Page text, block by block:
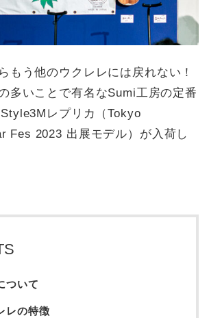
もう他のウクレレには戻れない！
多いことで有名なSumi工房の定番
レプリカ（Tokyo
Fes 2023 出展モデル）が入荷し
ついて
レの特徴